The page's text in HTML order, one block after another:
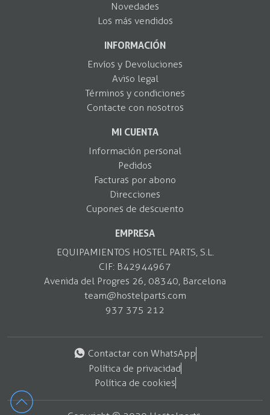
Novedades
Los más vendidos
INFORMACIÓN
Envíos y Devoluciones
Aviso legal
Términos y condiciones
Contacte con nosotros
MI CUENTA
Información personal
Pedidos
Facturas por abono
Direcciones
Cupones de descuento
EMPRESA
EQUIPAMIENTOS HOSTEL PARTS, S.L.
CIF: B42944967
Avenida del Progres 26, 08340, Barcelona
team@hostelparts.com
937 375 212
Contactar con WhatsApp
Política de privacidad
Política de cookies